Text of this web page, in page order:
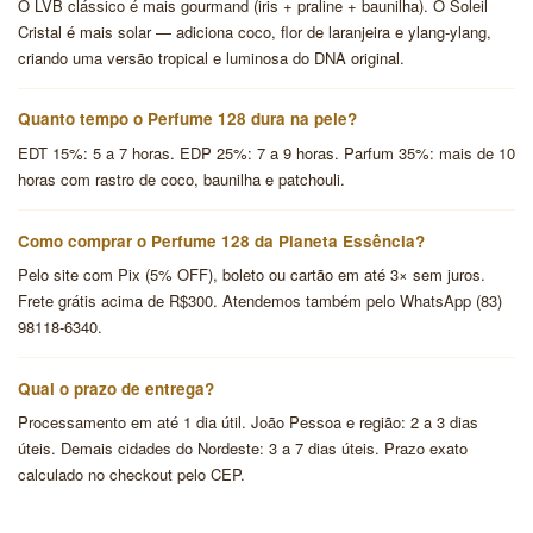
O LVB clássico é mais gourmand (iris + praline + baunilha). O Soleil
Cristal é mais solar — adiciona coco, flor de laranjeira e ylang-ylang,
criando uma versão tropical e luminosa do DNA original.
Quanto tempo o Perfume 128 dura na pele?
EDT 15%: 5 a 7 horas. EDP 25%: 7 a 9 horas. Parfum 35%: mais de 10
horas com rastro de coco, baunilha e patchouli.
Como comprar o Perfume 128 da Planeta Essência?
Pelo site com Pix (5% OFF), boleto ou cartão em até 3× sem juros.
Frete grátis acima de R$300. Atendemos também pelo WhatsApp (83)
98118-6340.
Qual o prazo de entrega?
Processamento em até 1 dia útil. João Pessoa e região: 2 a 3 dias
úteis. Demais cidades do Nordeste: 3 a 7 dias úteis. Prazo exato
calculado no checkout pelo CEP.